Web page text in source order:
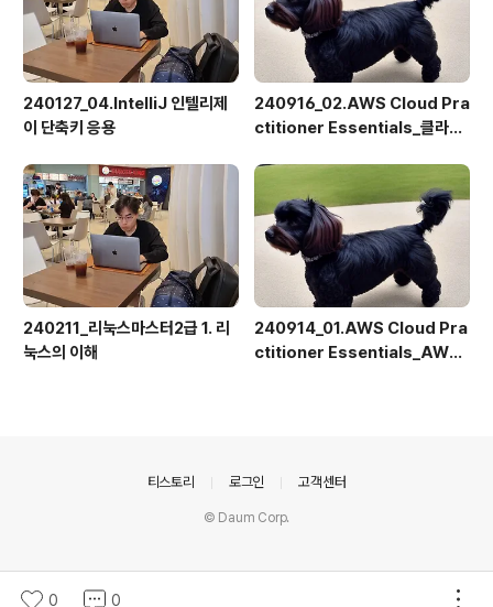
240127_04.IntelliJ 인텔리제
이 단축키 응용
240916_02.AWS Cloud Pra
ctitioner Essentials_클라우
240211_리눅스마스터2급 1. 리
눅스의 이해
240914_01.AWS Cloud Pra
ctitioner Essentials_AWS
0 0
티스토리 로그인 고객센터
© Daum Corp.